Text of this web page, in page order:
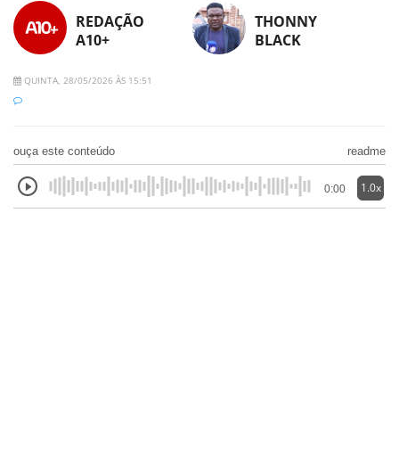
REDAÇÃO
A10+
THONNY
BLACK
QUINTA, 28/05/2026 ÀS 15:51
ouça este conteúdo readme
0:00 1.0x